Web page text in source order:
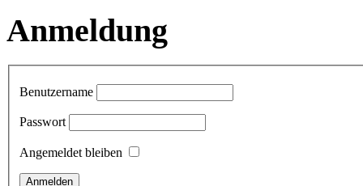
Anmeldung
Benutzername
Passwort
Angemeldet bleiben